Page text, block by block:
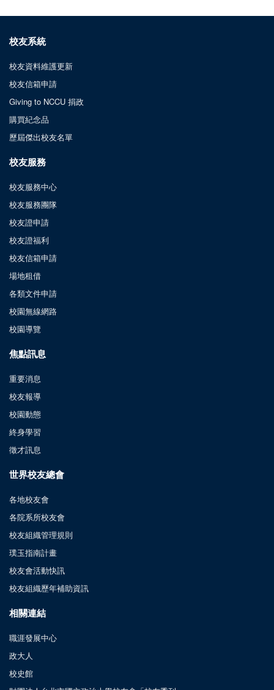
校友系統
校友資料維護更新
校友信箱申請
Giving to NCCU 捐政
購買紀念品
歷屆傑出校友名單
校友服務
校友服務中心
校友服務團隊
校友證申請
校友證福利
校友信箱申請
場地租借
各類文件申請
校園無線網路
校園導覽
焦點訊息
重要消息
校友報導
校園動態
終身學習
徵才訊息
世界校友總會
各地校友會
各院系所校友會
校友組織管理規則
璞玉指南計畫
校友會活動快訊
校友組織歷年補助資訊
相關連結
職涯發展中心
政大人
校史館